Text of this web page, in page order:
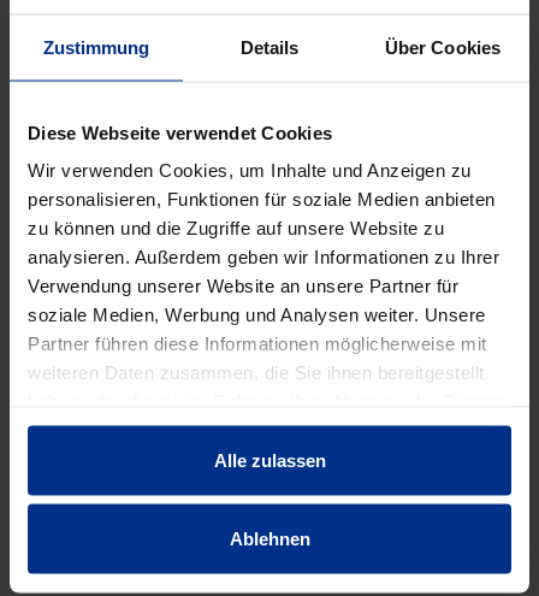
Zustimmung Details Über Cookies
Diese Webseite verwendet Cookies
Wir verwenden Cookies, um Inhalte und Anzeigen zu
personalisieren, Funktionen für soziale Medien anbieten
zu können und die Zugriffe auf unsere Website zu
analysieren. Außerdem geben wir Informationen zu Ihrer
Verwendung unserer Website an unsere Partner für
soziale Medien, Werbung und Analysen weiter. Unsere
Partner führen diese Informationen möglicherweise mit
weiteren Daten zusammen, die Sie ihnen bereitgestellt
gesammelt haben.
Alle zulassen
Ablehnen
3 st = 1 pal
HW-0751/M448
MINUS PLUSst
847,00 € AAT
EIGENSCHAFTEN